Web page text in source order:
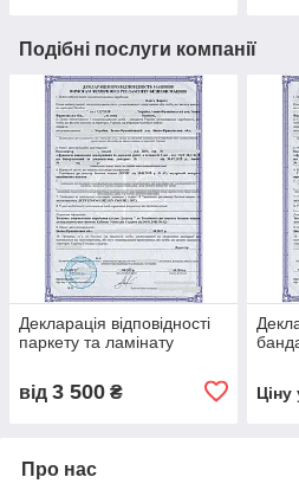
Подібні послуги компанії
Декларація відповідності
паркету та ламінату
від 3 500 ₴
Про нас